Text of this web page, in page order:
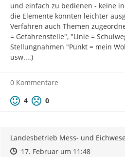
und einfach zu bedienen - keine
die Elemente könnten leichter
Verfahren auch Themen
= Gefahrenstelle", "Linie =
Stellungnahmen "Punkt = mein
usw....)
0 Kommentare
4
0
Landesbetrieb Mess- und
Zeitpunkt des Erstellens
Zeitpunkt des Erstellens
17. Februar um 11:48Zur